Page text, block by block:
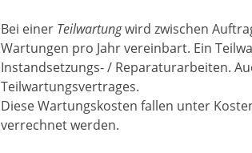
Bei einer Teilwartungwird zwischen
Wartungen pro Jahr vereinbart. Ein
Instandsetzungs- / Reparaturarbeiten.
Teilwartungsvertrages.
Diese Wartungskosten fallen unter
verrechnet werden.